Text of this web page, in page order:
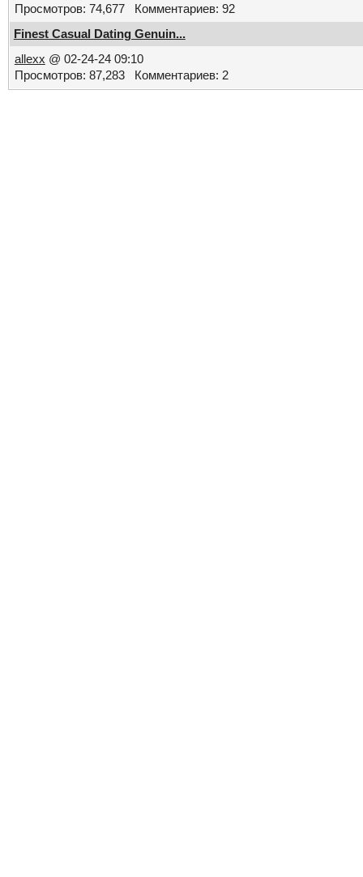
Просмотров: 74,677 Комментариев: 92
Finest Сasual Dating Genuin...
allexx @ 02-24-24 09:10
Просмотров: 87,283 Комментариев: 2